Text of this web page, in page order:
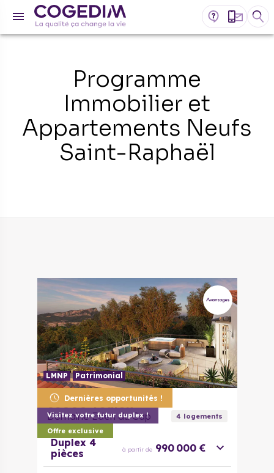
Programme
Immobilier et
Appartements Neufs
Saint-Raphaël
Dernières opportunités !
Visitez votre futur duplex !
Offre exclusive
LMNP Patrimonial
83000 Toulon
Domaine Eden du Cap 4 logements
Duplex 4
pièces
à partir de 990 000 €